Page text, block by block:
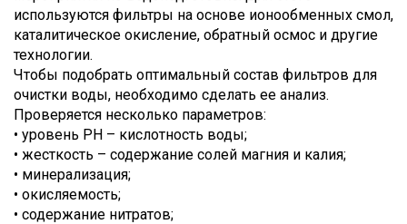
используются фильтры на основе ионообменных смол,
каталитическое окисление, обратный осмос и другие
технологии.
Чтобы подобрать оптимальный состав фильтров для
очистки воды, необходимо сделать ее анализ.
Проверяется несколько параметров:
• уровень PH – кислотность воды;
• жесткость – содержание солей магния и калия;
• минерализация;
• окисляемость;
• содержание нитратов;